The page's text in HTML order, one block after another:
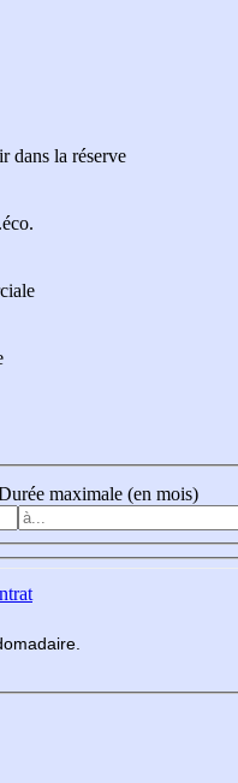
dans la réserve
maximale (en mois)
madaire